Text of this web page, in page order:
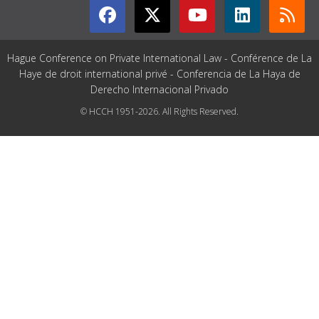
Hague Conference on Private International Law - Conférence de La
Haye de droit international privé - Conferencia de La Haya de
Derecho Internacional Privado
© HCCH 1951-2026. All Rights Reserved.